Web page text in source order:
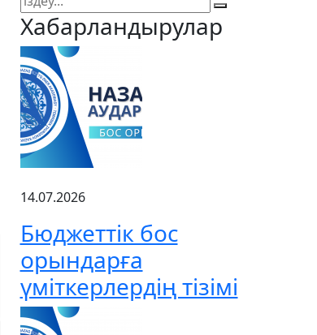
Хабарландырулар
14.07.2026
Бюджеттік бос
орындарға
үміткерлердің тізімі